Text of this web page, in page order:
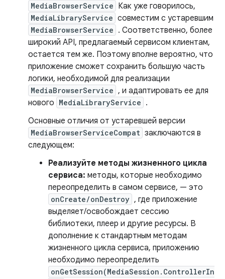
MediaBrowserService Как уже говорилось,
MediaLibraryService совместим с устаревшим
MediaBrowserService . Соответственно, более
широкий API, предлагаемый сервисом клиентам,
остается тем же. Поэтому вполне вероятно, что
приложение сможет сохранить большую часть
логики, необходимой для реализации
MediaBrowserService , и адаптировать ее для
нового MediaLibraryService .
Основные отличия от устаревшей версии
MediaBrowserServiceCompat заключаются в
следующем:
Реализуйте методы жизненного цикла
сервиса: методы, которые необходимо
переопределить в самом сервисе, — это
onCreate/onDestroy , где приложение
выделяет/освобождает сессию
библиотеки, плеер и другие ресурсы. В
дополнение к стандартным методам
жизненного цикла сервиса, приложению
необходимо переопределить
onGetSession(MediaSession.ControllerIn